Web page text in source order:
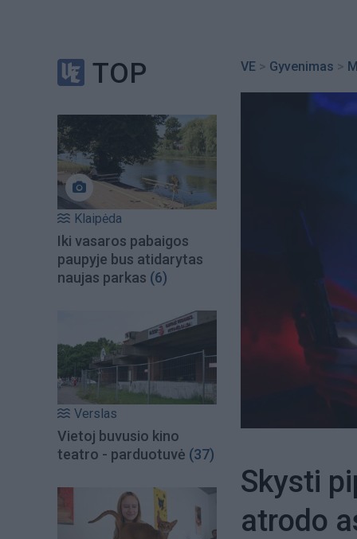
TOP
Klaipėda
Iki vasaros pabaigos
paupyje bus atidarytas
naujas parkas (6)
Verslas
Vietoj buvusio kino
teatro - parduotuvė (37)
VE > Gyvenimas >
Skysti
atrodo